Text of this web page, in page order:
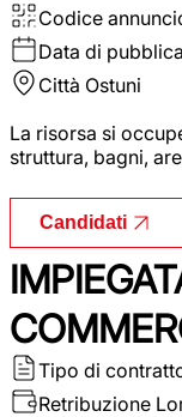
Codice
Data di
Città Ostuni
La risorsa si
struttura, bagni,
Candidati
Tipo di
Retribuzione